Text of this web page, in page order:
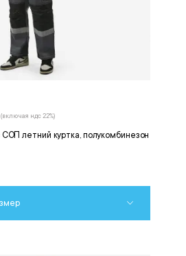
летний куртка, полукомбинезон
(включая ндс 22%)